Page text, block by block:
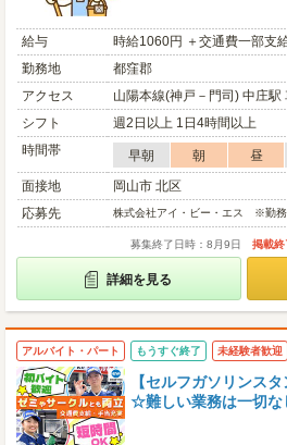
給与
時給1060円 ＋交通費一部支
勤務地
都窪郡
アクセス
山陽本線(神戸－門司) 中庄駅
シフト
週2日以上 1日4時間以上
時間帯
早朝 朝 昼
面接地
岡山市 北区
応募先
株式会社アイ・ビー・エス ※勤務
募集終了日時：8月9日 掲載終
詳細を見る
アルバイト・パート もうすぐ終了 未経験者歓迎
【セルフガソリンス
☆難しい業務は一切な